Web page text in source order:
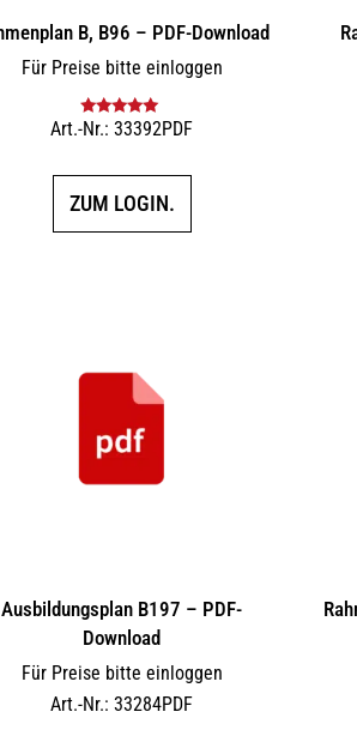
B, B96 – PDF-Download
Für Preise bitte einloggen
Bewertet mit
Art.-Nr.: 33392PDF
ZUM LOGIN.
Ausbildungsplan B197 – PDF-
Download
Für Preise bitte einloggen
Art.-Nr.: 33284PDF